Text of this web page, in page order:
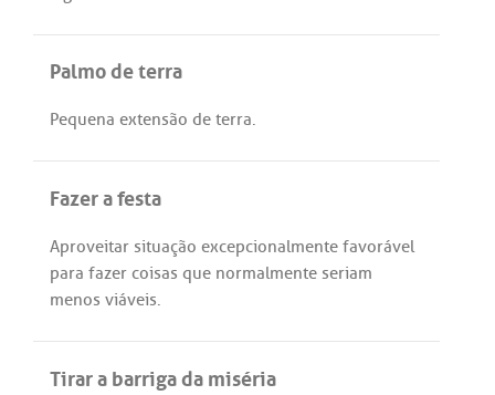
Palmo de terra
Pequena extensão de terra.
Fazer a festa
Aproveitar situação excepcionalmente favorável
para fazer coisas que normalmente seriam
menos viáveis.
Tirar a barriga da miséria